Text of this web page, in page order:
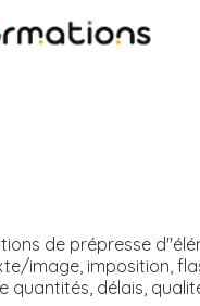
de prépresse
image, imposition,
quantités, délais,